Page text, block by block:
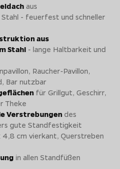
aus
- feuerfest und schneller
aus
Stahl - lange Haltbarkeit und
Raucher-Pavillon,
Bar nutzbar
für Grillgut, Geschirr,
Theke
Verstrebungen des
gute Standfestigkeit
cm vierkant, Querstreben
in allen Standfüßen